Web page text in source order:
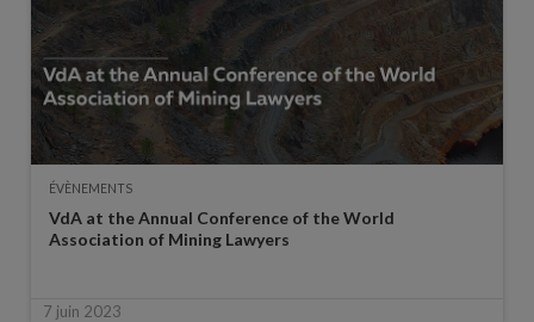
ÉVÈNEMENTS
VdA at the Annual Conference of the World
Association of Mining Lawyers
7 juin 2023